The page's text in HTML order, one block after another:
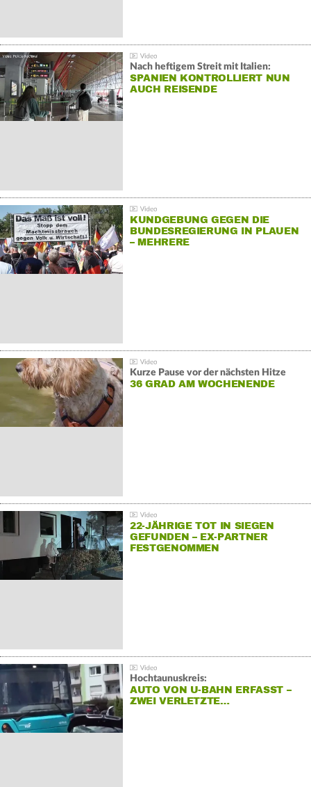
Nach heftigem Streit mit Italien:
SPANIEN KONTROLLIERT NUN
AUCH REISENDE
KUNDGEBUNG GEGEN DIE
BUNDESREGIERUNG IN PLAUEN
– MEHRERE
Kurze Pause vor der nächsten Hitze
36 GRAD AM WOCHENENDE
22-JÄHRIGE TOT IN SIEGEN
GEFUNDEN – EX-PARTNER
FESTGENOMMEN
Hochtaunuskreis:
AUTO VON U-BAHN ERFASST –
ZWEI VERLETZTE…